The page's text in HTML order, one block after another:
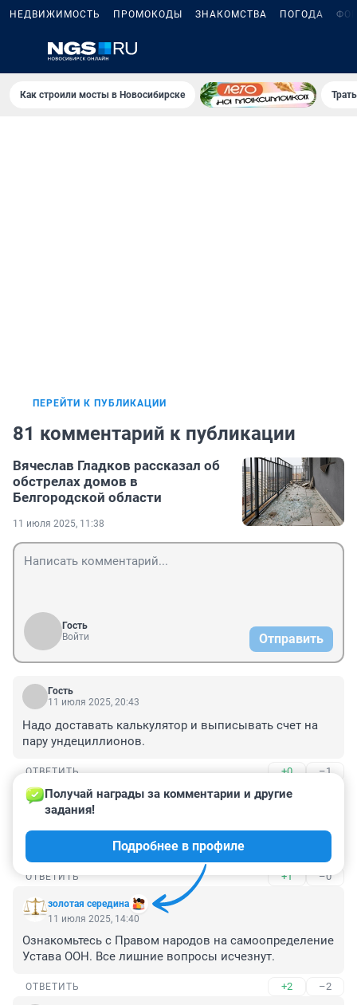
НЕДВИЖИМОСТЬ ПРОМОКОДЫ ЗНАКОМСТВА ПОГОДА
Как строили мосты в Новосибирске
ПЕРЕЙТИ К ПУБЛИКАЦИИ
81 комментарий к публикации
Вячеслав Гладков рассказал об
обстрелах домов в
Белгородской области
11 июля 2025, 11:38
Гость
Войти
Отправить
Гость
11 июля 2025, 20:43
Надо доставать калькулятор и выписывать счет на
пару ундециллионов.
ОТВЕТИТЬ +0 –1
Гость
11 июля 2025, 18:24
то есть украинские регионы он не рассматривает как
места обитания людей ?
ОТВЕТИТЬ +1 –0
золотая середина
Получай награды за комментарии и другие
задания!
Подробнее в профиле
11 июля 2025, 14:40
Ознакомьтесь с Правом народов на самоопределение
Устава ООН. Все лишние вопросы исчезнут.
ОТВЕТИТЬ +2 –2